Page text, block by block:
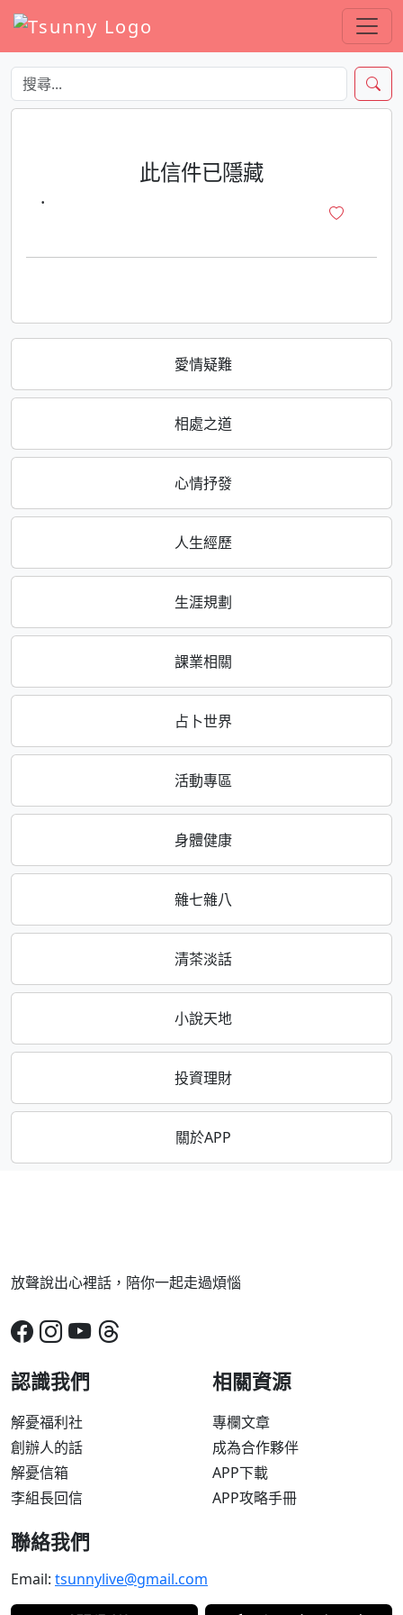
愛情疑難
相處之道
心情抒發
人生經歷
生涯規劃
課業相關
占卜世界
活動專區
身體健康
雜七雜八
清茶淡話
小說天地
投資理財
關於APP
此信件已隱藏
·
放聲說出心裡話，陪你一起走過煩惱
認識我們
解憂福利社
創辦人的話
解憂信箱
李組長回信
相關資源
專欄文章
成為合作夥伴
APP下載
APP攻略手冊
聯絡我們
Email: tsunnylive@gmail.com